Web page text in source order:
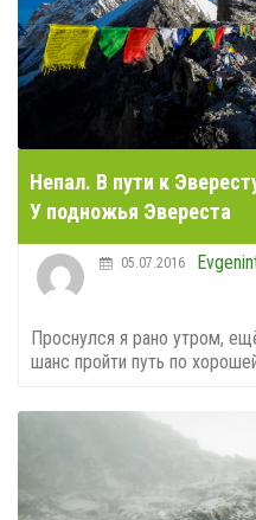
Непал. В пути к
У подножья Эвереста
05.07.2016
Проснулся я рано утром,
шанс пройти путь по